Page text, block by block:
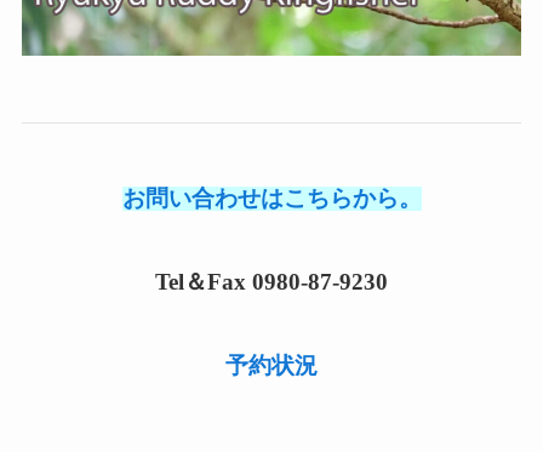
お問い合わせはこちらから。
Tel＆Fax 0980-87-9230
予約状況